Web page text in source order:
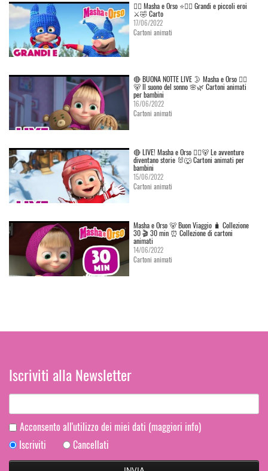
👱‍♀️ Masha e Orso ⭐🦸‍♀️ Grandi e piccoli eroi
⚔️🤣 Carto
17/06/2022
Cartoni animati
🔴 BUONA NOTTE LIVE 🌛 Masha e Orso 👱‍♀️
🐻 Il suono del sonno 🌸🌿 Cartoni animati
per bambini
16/06/2022
Cartoni animati
🔴 LIVE! Masha e Orso 👱‍♀️🐻 Le avventure
diventano storie 🐰🐺 Cartoni animati per
bambini
15/06/2022
Cartoni animati
Masha e Orso 🐻 Buon Viaggio 🧳 Сollezione
30 🎬 30 min ⏰ Collezione di cartoni
animati
14/06/2022
Cartoni animati
Iscriviti alla Newsletter
Acconsento all'utilizzo dei miei dati (maggiori info)
Iscriviti
Cancellati